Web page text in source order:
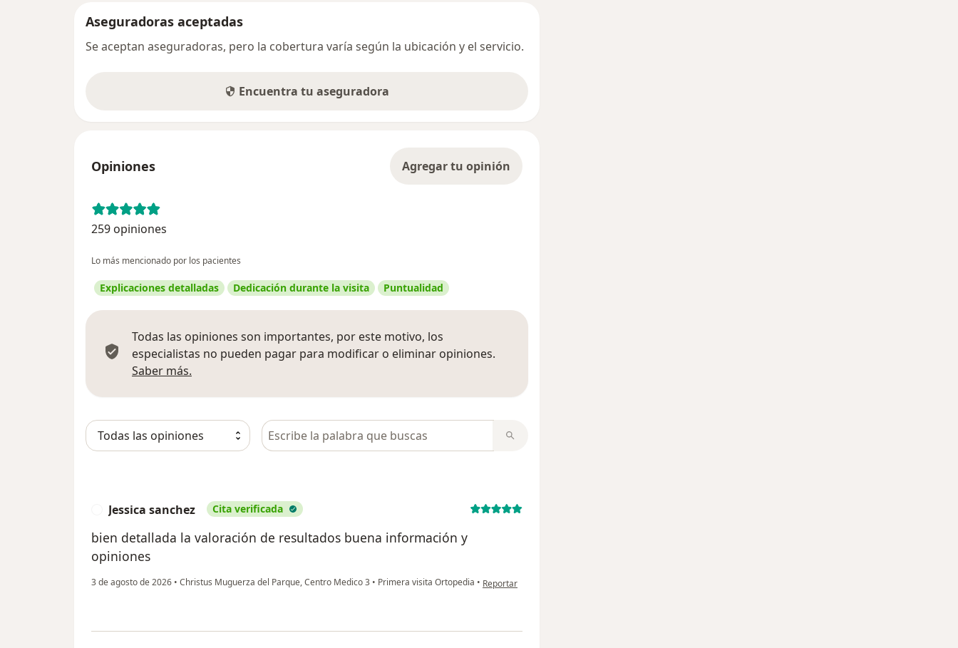
Aseguradoras aceptadas
Se aceptan aseguradoras, pero la cobertura varía según la ubicación y el servicio.
Encuentra tu aseguradora
Opiniones Agregar tu opinión
259 opiniones
Lo más mencionado por los pacientes
Explicaciones detalladas Dedicación durante la visita Puntualidad
Todas las opiniones son importantes, por este motivo, los
especialistas no pueden pagar para modificar o eliminar opiniones.
Saber más.
Busca en opiniones
Jessica sanchez Cita verificada
bien detallada la valoración de resultados buena información y
opiniones
3 de agosto de 2026 • Christus Muguerza del Parque, Centro Medico 3 • Primera visita Ortopedia • en opinión del usuario Jessica sanchez
Reportar